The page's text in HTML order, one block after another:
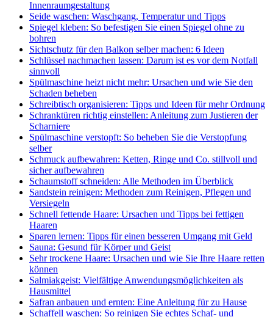
Innenraumgestaltung
Seide waschen: Waschgang, Temperatur und Tipps
Spiegel kleben: So befestigen Sie einen Spiegel ohne zu
bohren
Sichtschutz für den Balkon selber machen: 6 Ideen
Schlüssel nachmachen lassen: Darum ist es vor dem Notfall
sinnvoll
Spülmaschine heizt nicht mehr: Ursachen und wie Sie den
Schaden beheben
Schreibtisch organisieren: Tipps und Ideen für mehr Ordnung
Schranktüren richtig einstellen: Anleitung zum Justieren der
Scharniere
Spülmaschine verstopft: So beheben Sie die Verstopfung
selber
Schmuck aufbewahren: Ketten, Ringe und Co. stillvoll und
sicher aufbewahren
Schaumstoff schneiden: Alle Methoden im Überblick
Sandstein reinigen: Methoden zum Reinigen, Pflegen und
Versiegeln
Schnell fettende Haare: Ursachen und Tipps bei fettigen
Haaren
Sparen lernen: Tipps für einen besseren Umgang mit Geld
Sauna: Gesund für Körper und Geist
Sehr trockene Haare: Ursachen und wie Sie Ihre Haare retten
können
Salmiakgeist: Vielfältige Anwendungsmöglichkeiten als
Hausmittel
Safran anbauen und ernten: Eine Anleitung für zu Hause
Schaffell waschen: So reinigen Sie echtes Schaf- und